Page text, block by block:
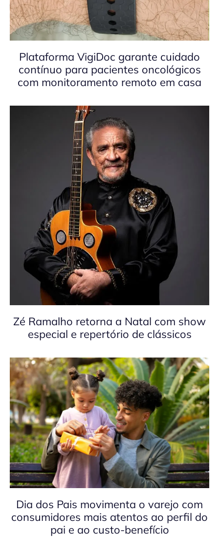
Plataforma VigiDoc garante cuidado
contínuo para pacientes oncológicos
com monitoramento remoto em casa
Zé Ramalho retorna a Natal com show
especial e repertório de clássicos
Dia dos Pais movimenta o varejo com
consumidores mais atentos ao perfil do
pai e ao custo-benefício